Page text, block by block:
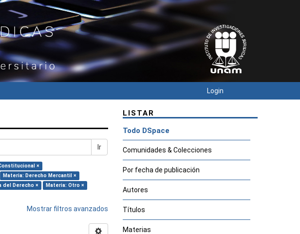
Login
Ir
×
Materia: Derecho Mercantil ×
del Derecho ×
Materia: Otro ×
Mostrar filtros avanzados
LISTAR
Todo DSpace
Comunidades & Colecciones
Por fecha de publicación
Autores
Títulos
Materias